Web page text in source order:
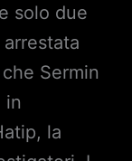
solo due
Sermin
in
la